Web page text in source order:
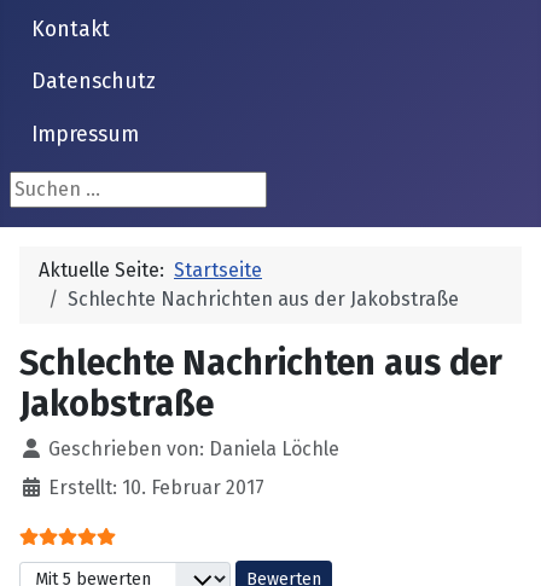
Kontakt
Datenschutz
Impressum
Suchen ...
Aktuelle Seite: Startseite
Schlechte Nachrichten aus der Jakobstraße
Schlechte Nachrichten aus der
Jakobstraße
Details
Geschrieben von: Daniela Löchle
Erstellt: 10. Februar 2017
Bewertung:
Bitte bewerten